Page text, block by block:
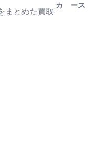
まとめた買取
カ
ース